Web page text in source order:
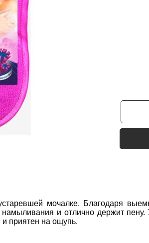
мочалке. Благодаря
и отлично держит
и приятен на ощупь.